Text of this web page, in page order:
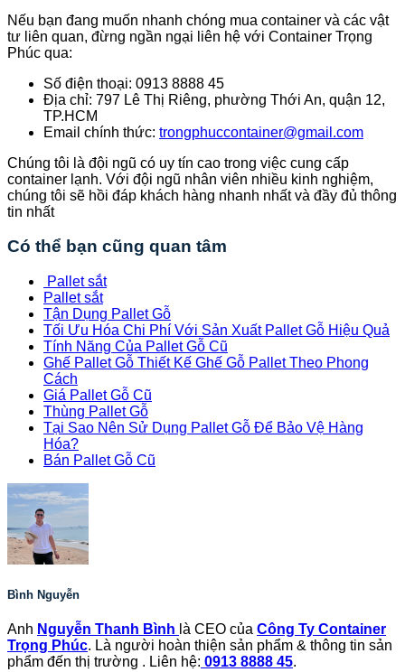
Nếu bạn đang muốn nhanh chóng mua container và các vật
tư liên quan, đừng ngần ngại liên hệ với Container Trọng
Phúc qua:
Số điện thoại: 0913 8888 45
Địa chỉ: 797 Lê Thị Riêng, phường Thới An, quận 12,
TP.HCM
Email chính thức: trongphuccontainer@gmail.com
Chúng tôi là đội ngũ có uy tín cao trong việc cung cấp
container lạnh. Với đội ngũ nhân viên nhiều kinh nghiệm,
chúng tôi sẽ hồi đáp khách hàng nhanh nhất và đầy đủ thông
tin nhất
Có thể bạn cũng quan tâm
Pallet sắt
Pallet sắt
Tận Dụng Pallet Gỗ
Tối Ưu Hóa Chi Phí Với Sản Xuất Pallet Gỗ Hiệu Quả
Tính Năng Của Pallet Gỗ Cũ
Ghế Pallet Gỗ Thiết Kế Ghế Gỗ Pallet Theo Phong
Cách
Giá Pallet Gỗ Cũ
Thùng Pallet Gỗ
Tại Sao Nên Sử Dụng Pallet Gỗ Để Bảo Vệ Hàng
Hóa?
Bán Pallet Gỗ Cũ
Bình Nguyễn
Anh Nguyễn Thanh Bình là CEO của Công Ty Container
Trọng Phúc. Là người hoàn thiện sản phẩm & thông tin sản
phẩm đến thị trường . Liên hệ: 0913 8888 45.